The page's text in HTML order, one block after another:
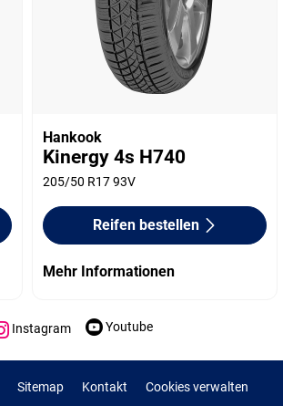
Hankook
Kinergy 4s H740
205/50 R17 93V
Reifen bestellen
Mehr Informationen
Instagram Youtube
Sitemap Kontakt Cookies verwalten